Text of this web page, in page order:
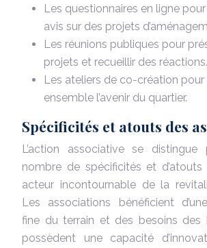
Les questionnaires en ligne
avis sur des projets
Les réunions publiques pour
projets et recueillir des réactions.
Les ateliers de co-création pour
ensemble l’avenir du quartier.
Spécificités et atouts des
L’action associative se
nombre de spécificités et
acteur incontournable de la
Les associations bénéficient
fine du terrain et des besoins des
possèdent une capacité